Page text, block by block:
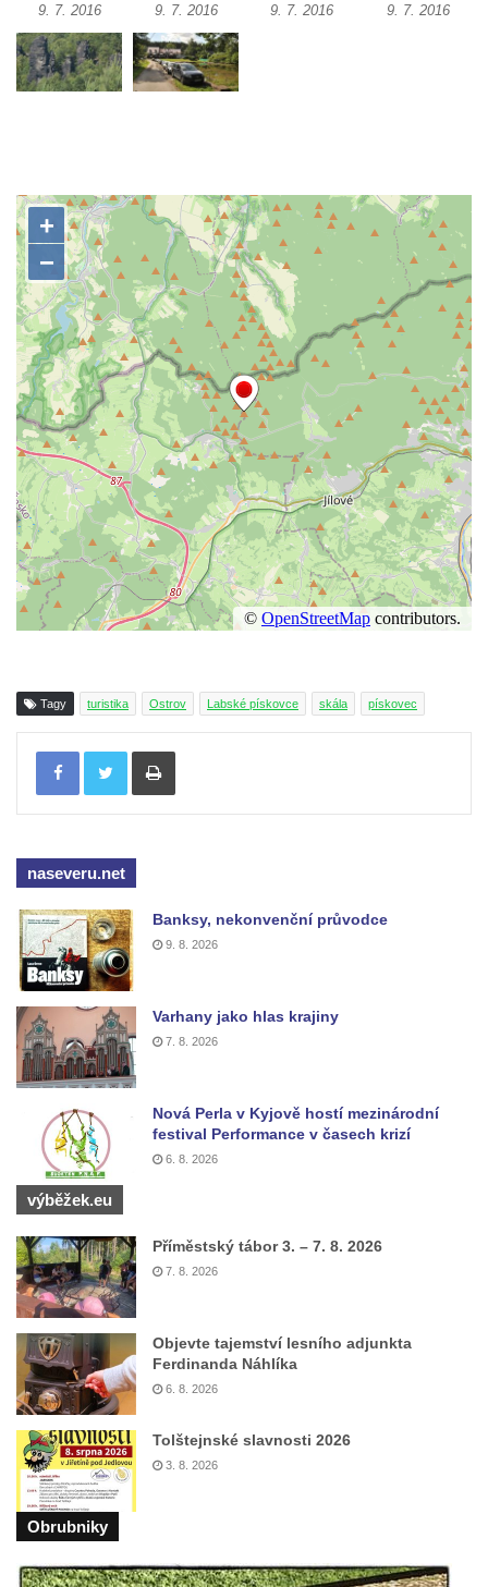
9. 7. 2016 9. 7. 2016 9. 7. 2016 9. 7. 2016
Tagy turistika Ostrov Labské pískovce skála pískovec
Tisknout
naseveru.net
Banksy, nekonvenční průvodce
9. 8. 2026
Varhany jako hlas krajiny
7. 8. 2026
Nová Perla v Kyjově hostí mezinárodní
festival Performance v časech krizí
6. 8. 2026
výběžek.eu
Příměstský tábor 3. – 7. 8. 2026
7. 8. 2026
Objevte tajemství lesního adjunkta
Ferdinanda Náhlíka
6. 8. 2026
Tolštejnské slavnosti 2026
3. 8. 2026
Obrubniky